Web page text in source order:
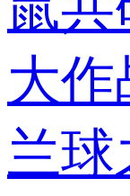
大作
兰球